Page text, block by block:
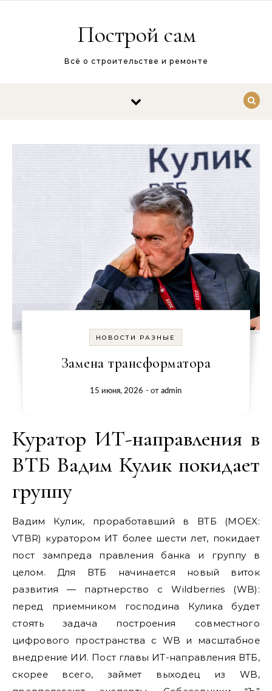
Построй сам
Всё о строительстве и ремонте
НОВОСТИ РАЗНЫЕ
Замена трансформатора
15 июня, 2026 - отadmin
Куратор ИТ-направления в
ВТБ Вадим Кулик покидает
группу
Вадим Кулик, проработавший в ВТБ (MOEX:
VTBR) куратором ИТ более шести лет, покидает
пост зампреда правления банка и группу в
целом. Для ВТБ начинается новый виток
развития — партнерство с Wildberries (WB):
перед приемником господина Кулика будет
стоять задача построения совместного
цифрового пространства с WB и масштабное
внедрение ИИ. Пост главы ИТ-направления ВТБ,
скорее всего, займет выходец из WB,